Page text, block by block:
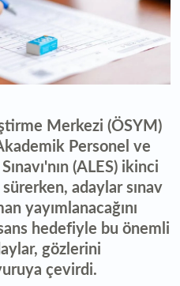
Merkezi (ÖSYM)
Personel ve
(ALES) ikinci
adaylar sınav
yayımlanacağını
hedefiyle bu önemli
gözlerini
çevirdi.